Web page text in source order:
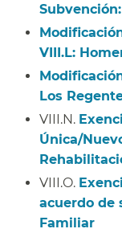
VIII.L:
Los
VIII.N.
Única/
VIII.O.
acuerdo de
Familiar